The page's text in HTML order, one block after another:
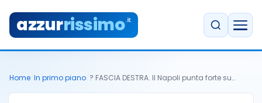
azzurrissimo.it
Home In primo piano ? FASCIA DESTRA. Il Napoli punta forte su…